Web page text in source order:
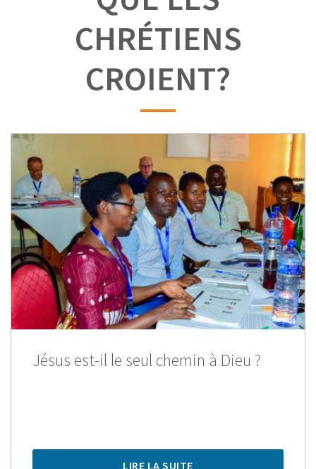
CHRÉTIENS
CROIENT?
Jésus est-il le seul chemin à Dieu ?
LIRE LA SUITE